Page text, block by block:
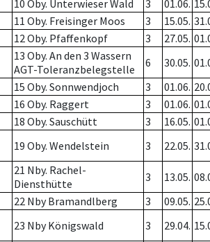
10 Oby. Unterwieser Wald 3 01.06.
11 Oby. Freisinger Moos 3 15.05.
12 Oby. Pfaffenkopf 3 27.05.
13 Oby. An den 3 Wassern
AGT-Toleranzbelegstelle
6 30.05.
15 Oby. Sonnwendjoch 3 01.06.
16 Oby. Raggert 3 01.06.
18 Oby. Sauschütt 3 16.05.
19 Oby. Wendelstein 3 22.05.
21 Nby. Rachel-
Diensthütte
3 13.05.
22 Nby Bramandlberg 3 09.05.
23 Nby Königswald 3 29.04.